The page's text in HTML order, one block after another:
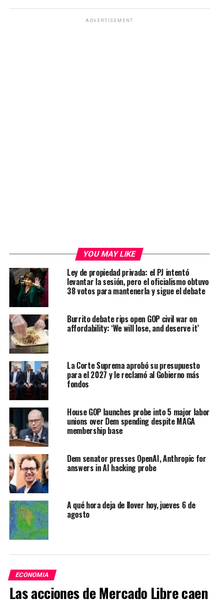
ADVERTISEMENT
YOU MAY LIKE
Ley de propiedad privada: el PJ intentó
levantar la sesión, pero el oficialismo obtuvo
38 votos para mantenerla y sigue el debate
Burrito debate rips open GOP civil war on
affordability: ‘We will lose, and deserve it’
La Corte Suprema aprobó su presupuesto
para el 2027 y le reclamó al Gobierno más
fondos
House GOP launches probe into 5 major labor
unions over Dem spending despite MAGA
membership base
Dem senator presses OpenAI, Anthropic for
answers in AI hacking probe
A qué hora deja de llover hoy, jueves 6 de
agosto
ECONOMIA
Las acciones de Mercado Libre caen